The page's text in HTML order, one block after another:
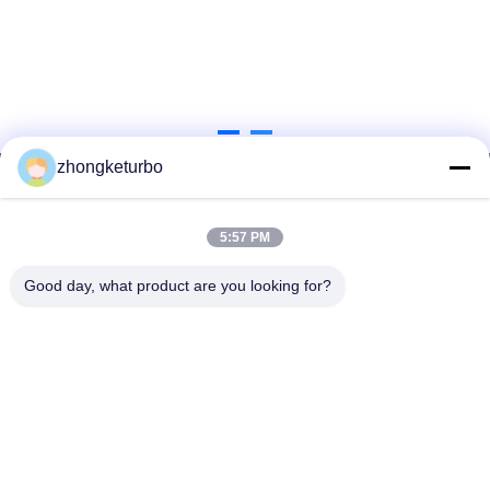
zhongketurbo
5:57 PM
Good day, what product are you looking for?